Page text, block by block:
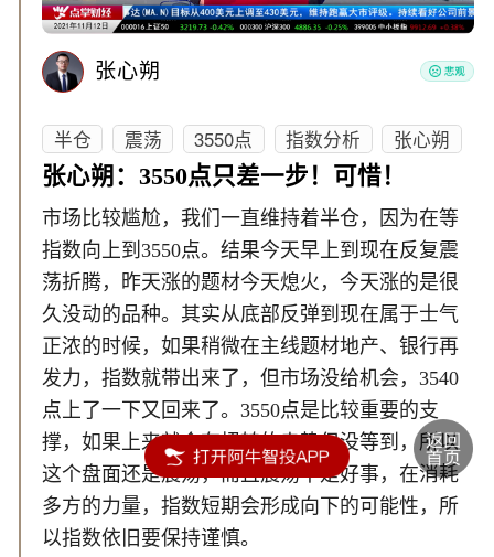
张心朔
半仓 震荡 3550点 指数分析
张心朔
张心朔：3550点只差一步！可惜！
市场比较尴尬，我们一直维持着半仓，因为在等
指数向上到3550点。结果今天早上到现在反复震
荡折腾，昨天涨的题材今天熄火，今天涨的是很
久没动的品种。其实从底部反弹到现在属于士气
正浓的时候，如果稍微在主线题材地产、银行再
发力，指数就带出来了，但市场没给机会，3540
点上了一下又回来了。3550点是比较重要的支
撑，如果上来就会有扭转的走势但没等到，所以
这个盘面还是震荡，而且震荡不是好事，在消耗
多方的力量，指数短期会形成向下的可能性，所
以指数依旧要保持谨慎。